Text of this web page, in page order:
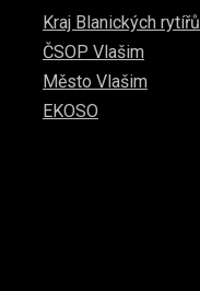
Kraj Blanických rytířů
ČSOP Vlašim
Město Vlašim
EKOSO